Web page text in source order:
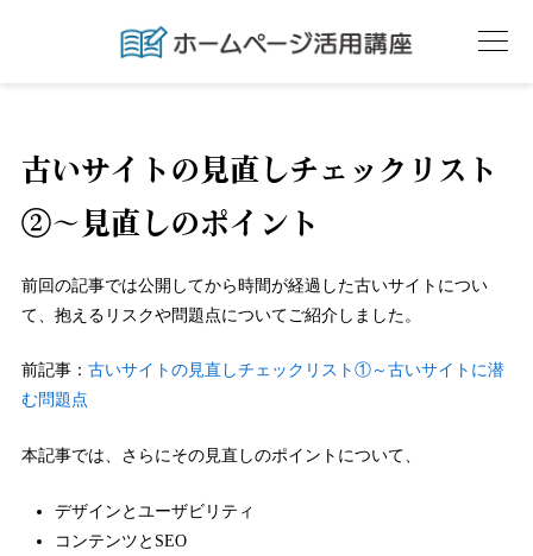
古いサイトの見直しチェックリスト
②～見直しのポイント
前回の記事では公開してから時間が経過した古いサイトについ
て、抱えるリスクや問題点についてご紹介しました。
前記事： 古いサイトの見直しチェックリスト①～古いサイトに潜
む問題点
本記事では、さらにその見直しのポイントについて、
デザインとユーザビリティ
コンテンツとSEO